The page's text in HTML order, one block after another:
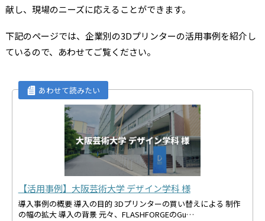
献し、現場のニーズに応えることができます。
下記のページでは、企業別の3Dプリンターの活用事例を紹介し
ているので、あわせてご覧ください。
【活用事例】大阪芸術大学 デザイン学科 様
導入事例の概要 導入の目的 3Dプリンターの買い替えによる 制作
の幅の拡大 導入の背景 元々、FLASHFORGEのGu…